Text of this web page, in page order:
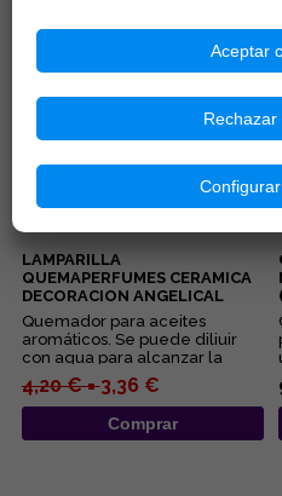
LAMPARILLA
QUEMAPERFUMES CERAMICA
DECORACION ANGELICAL
COLOR BLANCO 9x10 cm.
Quemador para aceites
aromáticos. Se puede diliuir
con agua para alcanzar la
intensidad deseada....
4,20 € =3,36 €
Comprar
Aceptar
Rechazar